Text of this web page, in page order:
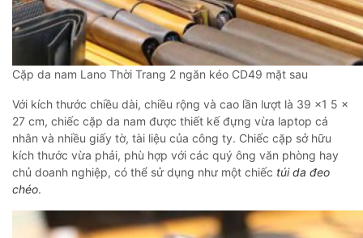
Cặp da nam Lano Thời Trang 2 ngăn kéo CD49 mặt sau
Với kích thước chiều dài, chiều rộng và cao lần lượt là 39 x1 5 x
27 cm, chiếc cặp da nam được thiết kế đựng vừa laptop cá
nhân và nhiều giấy tờ, tài liệu của công ty. Chiếc cặp sở hữu
kích thước vừa phải, phù hợp với các quý ông văn phòng hay
chủ doanh nghiệp, có thể sử dụng như một chiếc túi da đeo
chéo.